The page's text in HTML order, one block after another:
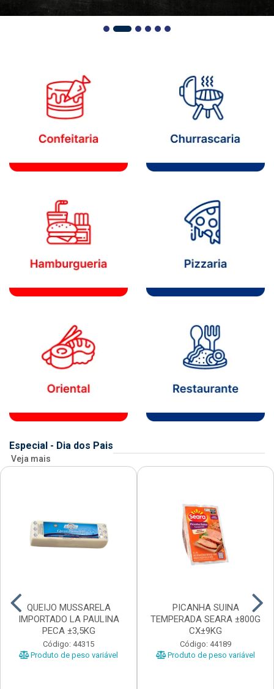
Especial - Dia dos Pais
Veja mais
QUEIJO MUSSARELA
IMPORTADO LA PAULINA
PECA ±3,5KG
Código: 44315
Produto de peso variável
PICANHA SUINA
TEMPERADA SEARA ±800G
CX±9KG
Código: 44189
Produto de peso variável